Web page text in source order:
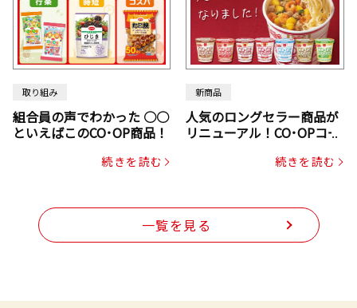
取り組み
組合員の声でわかった ○○
といえばこのCO･OP商品！
続きを読む
新商品
人気のロングセラー商品が
リニューアル！CO･OPコー
続きを読む
一覧を見る